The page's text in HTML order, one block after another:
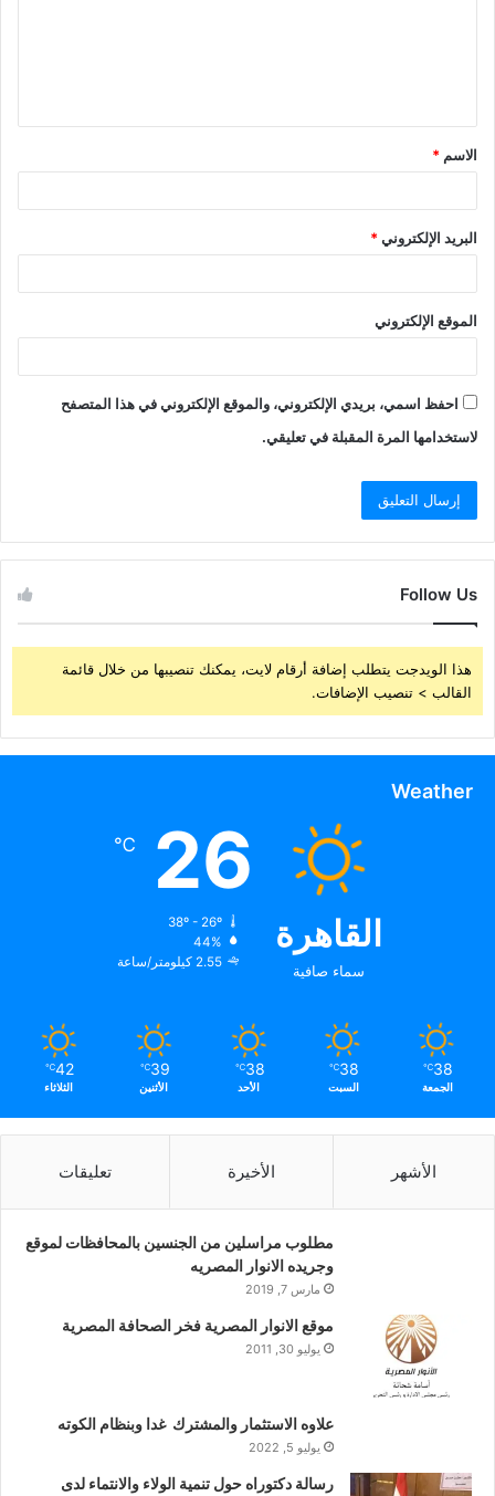
ق
*
الاسم *
البريد الإلكتروني*
الموقع الإلكتروني
احفظ اسمي، بريدي الإلكتروني، والموقع الإلكتروني في هذا المتصفح
لاستخدامها المرة المقبلة في تعليقي.
Follow Us
هذا الويدجت يتطلب إضافة أرقام لايت، يمكنك تنصيبها من خلال قائمة
القالب > تنصيب الإضافات.
Weather
القاهرة
سماء صافية
26
℃
38º - 26º
44%
2.55 كيلومتر/ساعة
38
℃
الجمعة
38
℃
السبت
38
℃
الأحد
39
℃
الأثنين
42
℃
الثلاثاء
الأشهر الأخيرة تعليقات
مطلوب مراسلين من الجنسين بالمحافظات لموقع
وجريده الانوار المصريه
مارس 7, 2019
موقع الانوار المصرية فخر الصحافة المصرية
يوليو 30, 2011
علاوه الاستثمار والمشترك غدا وبنظام الكوته
يوليو 5, 2022
رسالة دكتوراه حول تنمية الولاء والانتماء لدى